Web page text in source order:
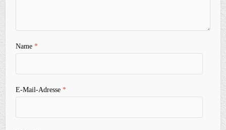
Name*
E-Mail-Adresse*